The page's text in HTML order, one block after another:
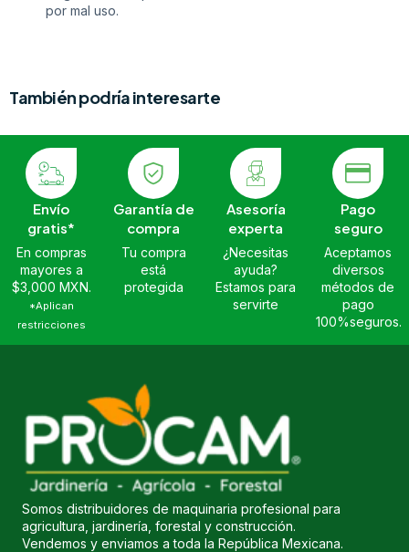
por mal uso.
También podría interesarte
Envío
gratis*
En compras
mayores a
$3,000 MXN.
*Aplican
restricciones
Garantía de
compra
Tu compra
está
protegida
Asesoría
experta
¿Necesitas
ayuda?
Estamos para
servirte
Pago
seguro
Aceptamos
diversos
métodos de
pago
100%seguros.
Somos distribuidores de maquinaria profesional para
agricultura, jardinería, forestal y construcción.
Vendemos y enviamos a toda la República Mexicana.